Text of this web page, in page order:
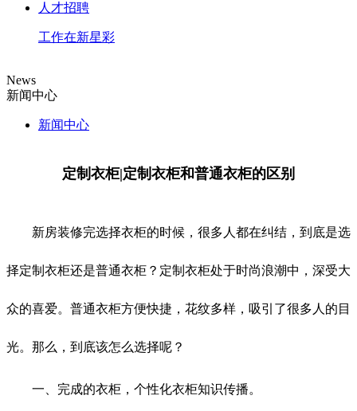
人才招聘
工作在新星彩
News
新闻中心
新闻中心
定制衣柜|定制衣柜和普通衣柜的区别
新房装修完选择衣柜的时候，很多人都在纠结，到底是选
择定制衣柜还是普通衣柜？定制衣柜处于时尚浪潮中，深受大
众的喜爱。普通衣柜方便快捷，花纹多样，吸引了很多人的目
光。那么，到底该怎么选择呢？
一、完成的衣柜，个性化衣柜知识传播。